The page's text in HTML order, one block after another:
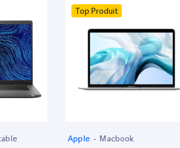
Top Produit
Apple - Macbook